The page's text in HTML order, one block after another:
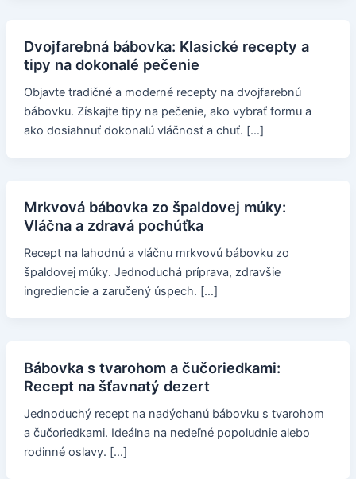
Dvojfarebná bábovka: Klasické recepty a
tipy na dokonalé pečenie
Objavte tradičné a moderné recepty na dvojfarebnú
bábovku. Získajte tipy na pečenie, ako vybrať formu a
ako dosiahnuť dokonalú vláčnosť a chuť. […]
Mrkvová bábovka zo špaldovej múky:
Vláčna a zdravá pochúťka
Recept na lahodnú a vláčnu mrkvovú bábovku zo
špaldovej múky. Jednoduchá príprava, zdravšie
ingrediencie a zaručený úspech. […]
Bábovka s tvarohom a čučoriedkami:
Recept na šťavnatý dezert
Jednoduchý recept na nadýchanú bábovku s tvarohom
a čučoriedkami. Ideálna na nedeľné popoludnie alebo
rodinné oslavy. […]